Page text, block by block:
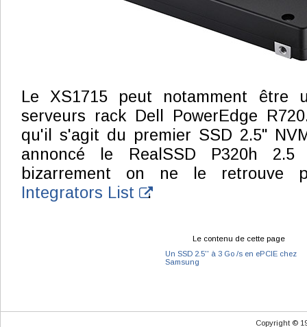
Le XS1715 peut notamment être
serveurs rack Dell PowerEdge
qu'il s'agit du premier SSD 2.5"
annoncé le RealSSD P320h
bizarrement on ne le
Integrators List
.
Le contenu de cette page
Un SSD 2.5'' à 3 Go /s en ePCIE chez
Samsung
Copyright ©